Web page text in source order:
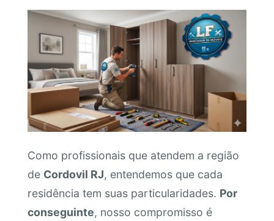
Como profissionais que atendem a região
de Cordovil RJ, entendemos que cada
residência tem suas particularidades. Por
conseguinte, nosso compromisso é